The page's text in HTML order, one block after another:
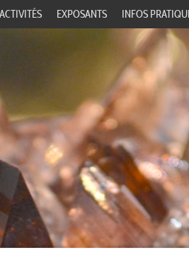
ACTIVITÉS EXPOSANTS INFOS